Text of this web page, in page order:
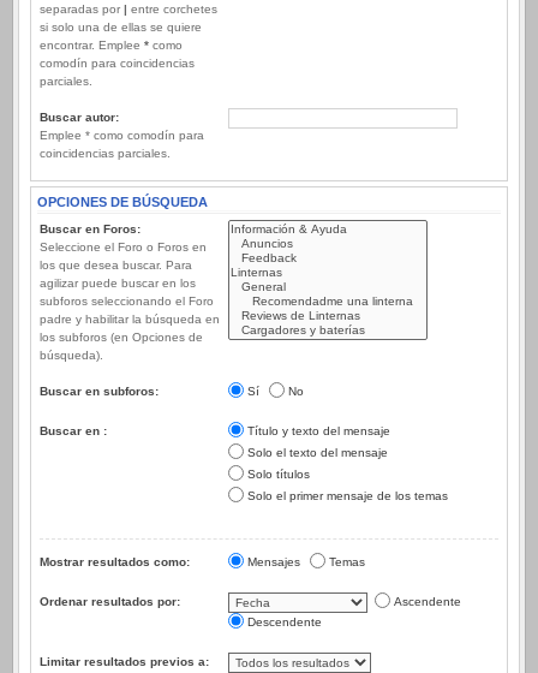
separadas por | entre corchetes
si solo una de ellas se quiere
encontrar. Emplee * como
comodín para coincidencias
parciales.
Buscar autor:
Emplee * como comodín para
coincidencias parciales.
OPCIONES DE BÚSQUEDA
Buscar en Foros:
Seleccione el Foro o Foros en
los que desea buscar. Para
agilizar puede buscar en los
subforos seleccionando el Foro
padre y habilitar la búsqueda en
los subforos (en Opciones de
búsqueda).
Buscar en subforos: Sí No
Buscar en :
Título y texto del mensaje
Solo el texto del mensaje
Solo títulos
Solo el primer mensaje de los temas
Mostrar resultados como: Mensajes Temas
Ordenar resultados por:
Ascendente
Descendente
Limitar resultados previos a: